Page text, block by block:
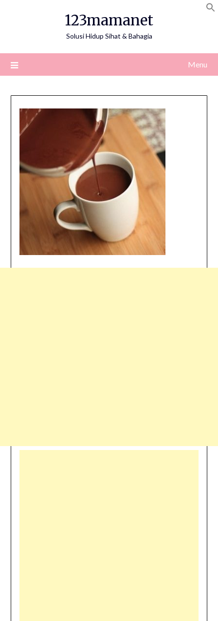
123mamanet
Solusi Hidup Sihat & Bahagia
Menu